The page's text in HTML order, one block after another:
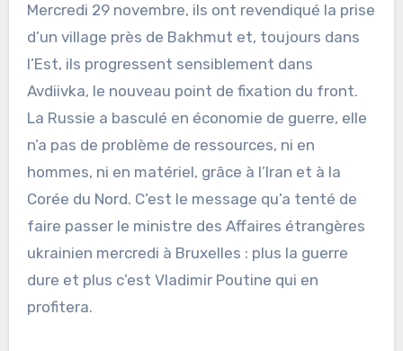
Mercredi 29 novembre, ils ont revendiqué la prise
d’un village près de Bakhmut et, toujours dans
l’Est, ils progressent sensiblement dans
Avdiivka, le nouveau point de fixation du front.
La Russie a basculé en économie de guerre, elle
n’a pas de problème de ressources, ni en
hommes, ni en matériel, grâce à l’Iran et à la
Corée du Nord. C’est le message qu’a tenté de
faire passer le ministre des Affaires étrangères
ukrainien mercredi à Bruxelles : plus la guerre
dure et plus c’est Vladimir Poutine qui en
profitera.